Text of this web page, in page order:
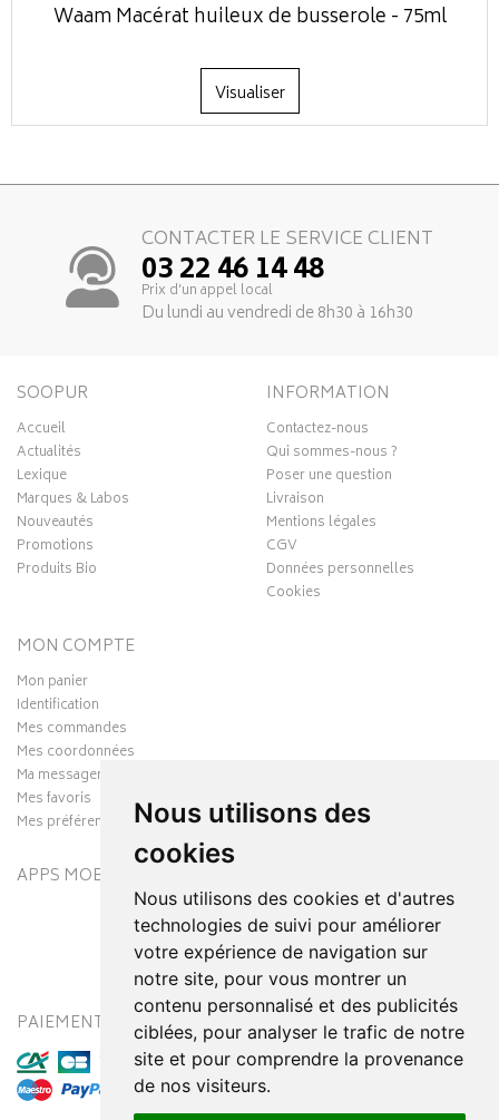
Nous utilisons des
cookies
Nous utilisons des cookies et d'autres
technologies de suivi pour améliorer
votre expérience de navigation sur
notre site, pour vous montrer un
contenu personnalisé et des publicités
ciblées, pour analyser le trafic de notre
site et pour comprendre la provenance
de nos visiteurs.
Waam Macérat huileux de busserole - 75ml
Visualiser
CONTACTER LE SERVICE CLIENT
03 22 46 14 48
Prix d’un appel local
Du lundi au vendredi de 8h30 à 16h30
SOOPUR
Accueil
Actualités
Lexique
Marques & Labos
Nouveautés
Promotions
Produits Bio
INFORMATION
Contactez-nous
Qui sommes-nous ?
Poser une question
Livraison
Mentions légales
CGV
Données personnelles
Cookies
MON COMPTE
Mon panier
Identification
Mes commandes
Mes coordonnées
Ma messagerie
Mes favoris
Mes préférences Cookies
APPS MOBILES
PAIEMENT SÉCURISÉ MODES DE LIVRAISON